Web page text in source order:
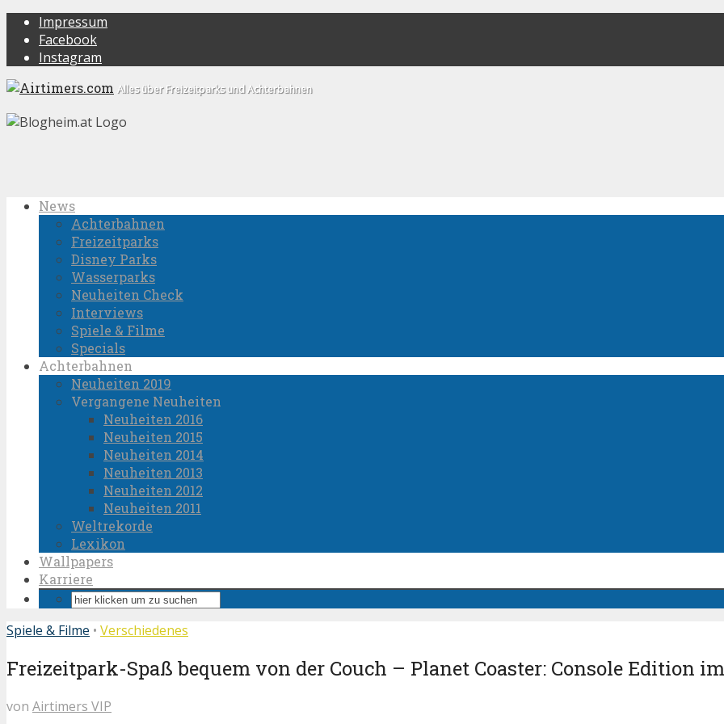
Impressum
Facebook
Instagram
Alles über Freizeitparks und Achterbahnen
News
Achterbahnen
Freizeitparks
Disney Parks
Wasserparks
Neuheiten Check
Interviews
Spiele & Filme
Specials
Achterbahnen
Neuheiten 2019
Vergangene Neuheiten
Neuheiten 2016
Neuheiten 2015
Neuheiten 2014
Neuheiten 2013
Neuheiten 2012
Neuheiten 2011
Weltrekorde
Lexikon
Wallpapers
Karriere
Spiele & Filme • Verschiedenes
Freizeitpark-Spaß bequem von der Couch – Planet Coaster: Console Edition
von Airtimers VIP